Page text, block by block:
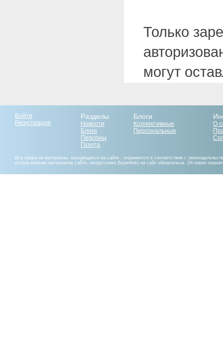
Только
могут
Войти
Регистрация
Разделы
Новости
Блоги
Персоны
Газета
Блоги
Коллективные
Персональные
О
Все права на материалы, находящиеся на сайте , охраняются в соответствии с
использовании материалов сайта, гиперссылка (hyperlink) на сайт обязательна. (Условия